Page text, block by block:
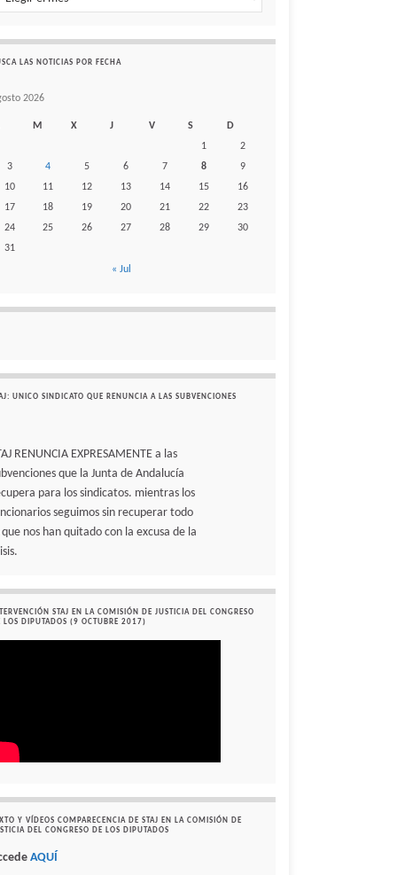
LAS NOTICIAS POR FECHA
2026
M X J V S
D
1
2
3
4 5 6 7 8
9
10
11 12 13 14 15
16
17
18 19 20 21 22
23
24
25 26 27 28 29
30
31
« Jul
UNICO SINDICATO QUE RENUNCIA A LAS SUBVENCIONES
RENUNCIA EXPRESAMENTE a las
que la Junta de Andalucía
para los sindicatos. mientras los
seguimos sin recuperar todo
que nos han quitado con la excusa de la
STAJ EN LA COMISIÓN DE JUSTICIA DEL CONGRESO
LOS DIPUTADOS (9 OCTUBRE 2017)
Y VÍDEOS COMPARECENCIA DE STAJ EN LA COMISIÓN DE
DEL CONGRESO DE LOS DIPUTADOS
AQUÍ